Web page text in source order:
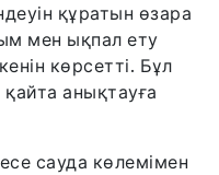
құратын өзара
мен ықпал ету
көрсетті. Бұл
анықтауға
сауда көлемімен